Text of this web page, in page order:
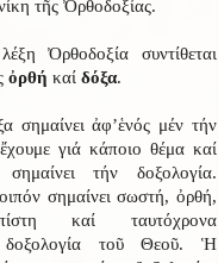
τῆς Ὀρθοδοξίας.
Ὀρθοδοξία συντίθεται
ὀρθή καί δόξα.
σημαίνει ἀφ’ἑνός μέν τήν
γιά κάποιο θέμα καί
τήν δοξολογία.
σημαίνει σωστή, ὀρθή,
καί ταυτόχρονα
δοξολογία τοῦ Θεοῦ. Ἡ